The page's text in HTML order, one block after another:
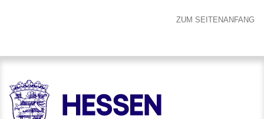
ZUM SEITENANFANG